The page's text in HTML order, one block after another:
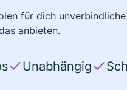
für dich
anbieten.
Unabhängig